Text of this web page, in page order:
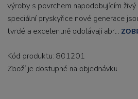
výroby s povrchem napodobujícím
speciální pryskyřice nové generace
tvrdé a excelentně odolávají abr...
Kód produktu: 801201
Zboží je dostupné na objednávku